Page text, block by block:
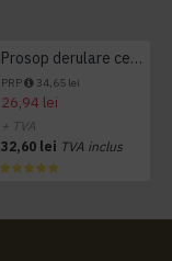
Prosop derulare centrala 1 pliu, 300 m Tork
PRP 34,65 lei
26,94 lei
+ TVA
32,60 lei TVA inclus